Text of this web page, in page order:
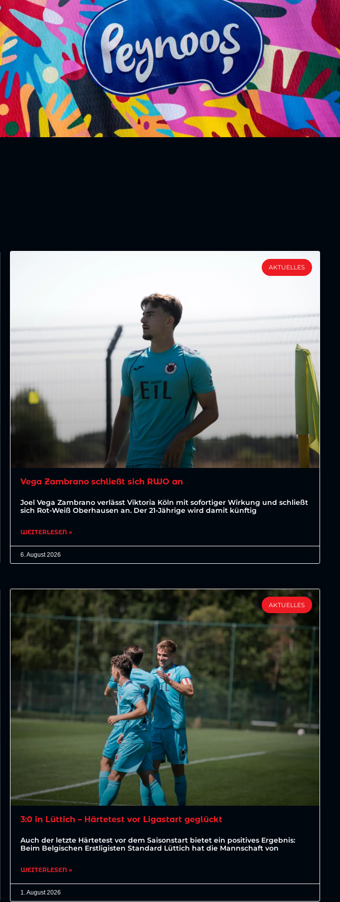
AKTUELLES
Vega Zambrano schließt sich RWO an
Joel Vega Zambrano verlässt Viktoria Köln mit sofortiger Wirkung und schließt
sich Rot-Weiß Oberhausen an. Der 21-Jährige wird damit künftig
WEITERLESEN »
6. August 2026
AKTUELLES
3:0 in Lüttich – Härtetest vor Ligastart geglückt
Auch der letzte Härtetest vor dem Saisonstart bietet ein positives Ergebnis:
Beim Belgischen Erstligisten Standard Lüttich hat die Mannschaft von
WEITERLESEN »
1. August 2026